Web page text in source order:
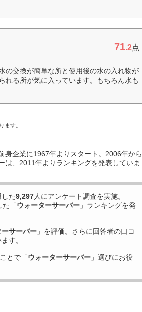
71.2点
の交換が簡単な所と使用後の水の入れ物が
れる所が気に入っています。もちろん水も
ます。
身企業に1967年よりスタート。2006年から
は、2011年よりランキングを発表していま
た9,297人にアンケート調査を実施。
た「ウォーターサーバー 」ランキングを発
ーサーバー 」を評価。さらに回答者の口コ
す。
とで「ウォーターサーバー 」選びにお役